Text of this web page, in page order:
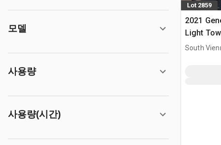
모델
사용량
사용량(시간)
Lot 2859
2021
Light
South